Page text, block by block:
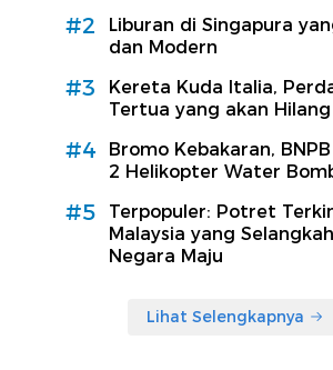
#2
Liburan di Singapura
dan Modern
#3
Kereta Kuda Italia,
Tertua yang akan Hilang
#4
Bromo Kebakaran,
2 Helikopter Water
#5
Terpopuler: Potret
Malaysia yang
Negara Maju
Lihat Selengkapnya